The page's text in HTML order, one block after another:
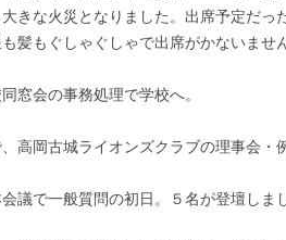
きな火災となりました。出席予定だっ
髪もぐしゃぐしゃで出席がかないませ
会の事務処理で学校へ。
岡古城ライオンズクラブの理事会・例
で一般質問の初日。５名が登壇しまし